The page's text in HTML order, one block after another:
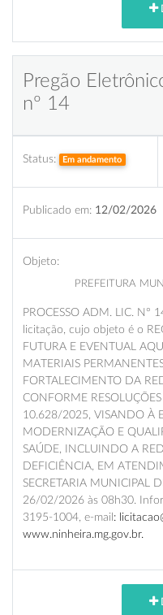
Pregão
nº 14
Status: Em andamento
Publicado em: 12/02/2026
Objeto:
PREFEITURA
PROCESSO ADM. LIC. N°
licitação, cujo objeto é o
FUTURA E EVENTUAL
MATERIAIS
FORTALECIMENTO DA
CONFORME
10.628/2025, VISANDO À
MODERNIZAÇÃO E
SAÚDE, INCLUINDO A
DEFICIÊNCIA, EM
SECRETARIA MUNICIPAL
26/02/2026 às 08h30.
3195-1004, e-mail :
www.ninheira.mg.gov.br.